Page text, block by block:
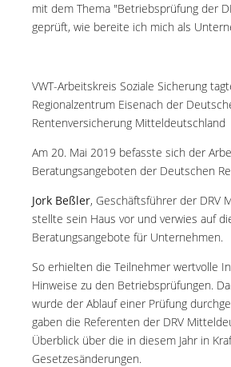
mit dem Thema "Betriebsprüfung der
geprüft, wie bereite ich mich als
VWT-Arbeitskreis Soziale Sicherung
Regionalzentrum Eisenach der
Rentenversicherung Mitteldeutschland
Am 20. Mai 2019 befasste sich der
Beratungsangeboten der Deutschen
Jork Beßler, Geschäftsführer der DRV
stellte sein Haus vor und verwies auf
Beratungsangebote für Unternehmen.
So erhielten die Teilnehmer wertvolle
Hinweise zu den Betriebsprüfungen.
wurde der Ablauf einer Prüfung
gaben die Referenten der DRV
Überblick über die in diesem Jahr in
Gesetzesänderungen.